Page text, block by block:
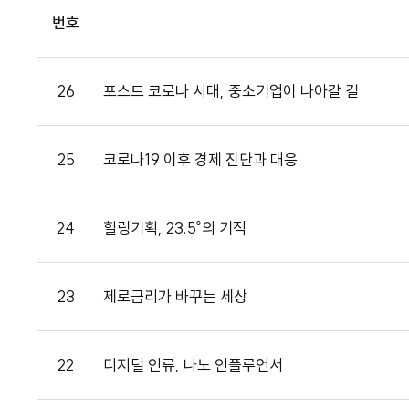
번호
26 포스트 코로나 시대, 중소기업이 나아갈 길
25 코로나19 이후 경제 진단과 대응
24 힐링기획, 23.5˚의 기적
23 제로금리가 바꾸는 세상
22 디지털 인류, 나노 인플루언서